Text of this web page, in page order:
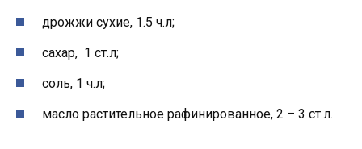
дрожжи сухие, 1.5 ч.л;
сахар, 1 ст.л;
соль, 1 ч.л;
масло растительное рафинированное, 2 – 3 ст.л.